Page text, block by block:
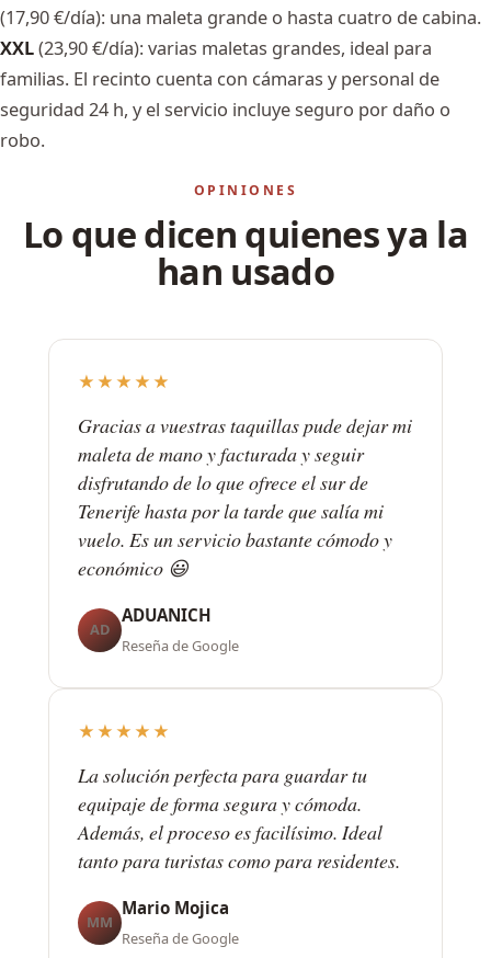
(17,90 €/día): una maleta grande o hasta cuatro de cabina.
XXL(23,90 €/día): varias maletas grandes, ideal para
familias. El recinto cuenta con cámaras y personal de
seguridad 24 h, y el servicio incluye seguro por daño o
robo.
OPINIONES
Lo que dicen quienes ya la
han usado
★★★★★
Gracias a vuestras taquillas pude dejar mi
maleta de mano y facturada y seguir
disfrutando de lo que ofrece el sur de
Tenerife hasta por la tarde que salía mi
vuelo. Es un servicio bastante cómodo y
económico 😃
AD
ADUANICH
Reseña de Google
★★★★★
La solución perfecta para guardar tu
equipaje de forma segura y cómoda.
Además, el proceso es facilísimo. Ideal
tanto para turistas como para residentes.
MM
Mario Mojica
Reseña de Google